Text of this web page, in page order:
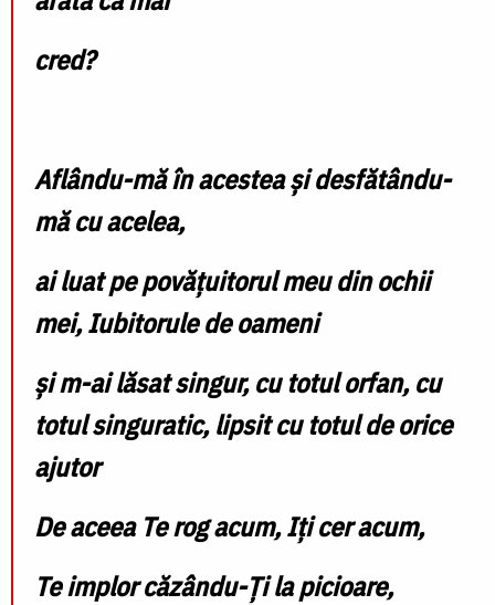
cred?
Aflându-mă în acestea şi desfătându-
mă cu acelea,
ai luat pe povăţuitorul meu din ochii
mei, Iubitorule de oameni
şi m-ai lăsat singur, cu totul orfan, cu
totul singuratic, lipsit cu totul de orice
ajutor
De aceea Te rog acum, Iţi cer acum,
Te implor căzându-Ţi la picioare,